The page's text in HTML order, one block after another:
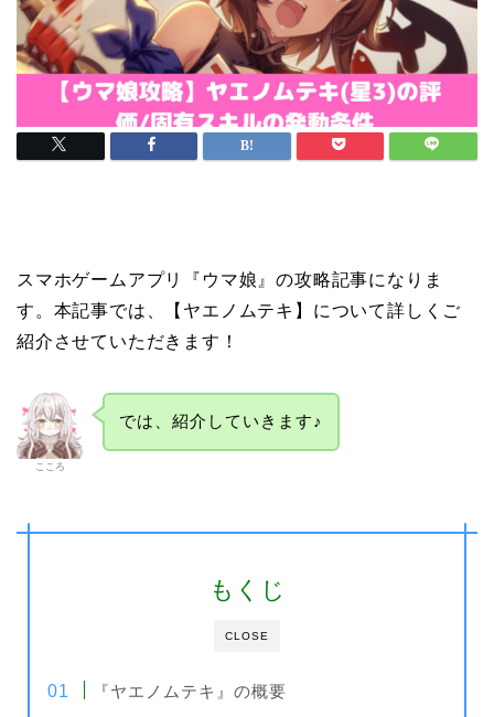
スマホゲームアプリ『ウマ娘』の攻略記事になりま
す。本記事では、【ヤエノムテキ】について詳しくご
紹介させていただきます！
こころ
では、紹介していきます♪
CLOSE
もくじ
『ヤエノムテキ』の概要